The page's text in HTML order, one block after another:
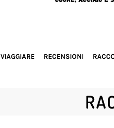
VIAGGIARE RECENSIONI